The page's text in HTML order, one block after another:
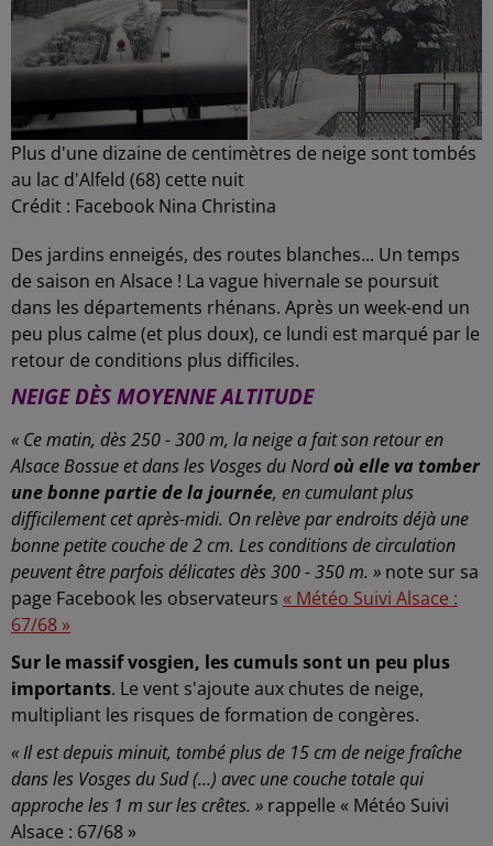
Plus d'une dizaine de centimètres de neige sont tombés
au lac d'Alfeld (68) cette nuit
Crédit : Facebook Nina Christina
Des jardins enneigés, des routes blanches... Un temps
de saison en Alsace ! La vague hivernale se poursuit
dans les départements rhénans. Après un week-end un
peu plus calme (et plus doux), ce lundi est marqué par le
retour de conditions plus difficiles.
NEIGE DÈS MOYENNE ALTITUDE
« Ce matin, dès 250 - 300 m, la neige a fait son retour en
Alsace Bossue et dans les Vosges du Nordoù elle va tomber
une bonne partie de la journée, en cumulant plus
difficilement cet après-midi. On relève par endroits déjà une
bonne petite couche de 2 cm. Les conditions de circulation
peuvent être parfois délicates dès 300 - 350 m. » note sur sa
page Facebook les observateurs « Météo Suivi Alsace :
67/68 »
Sur le massif vosgien, les cumuls sont un peu plus
importants. Le vent s'ajoute aux chutes de neige,
multipliant les risques de formation de congères.
« Il est depuis minuit, tombé plus de 15 cm de neige fraîche
dans les Vosges du Sud (...) avec une couche totale qui
approche les 1 m sur les crêtes. » rappelle « Météo Suivi
Alsace : 67/68 »